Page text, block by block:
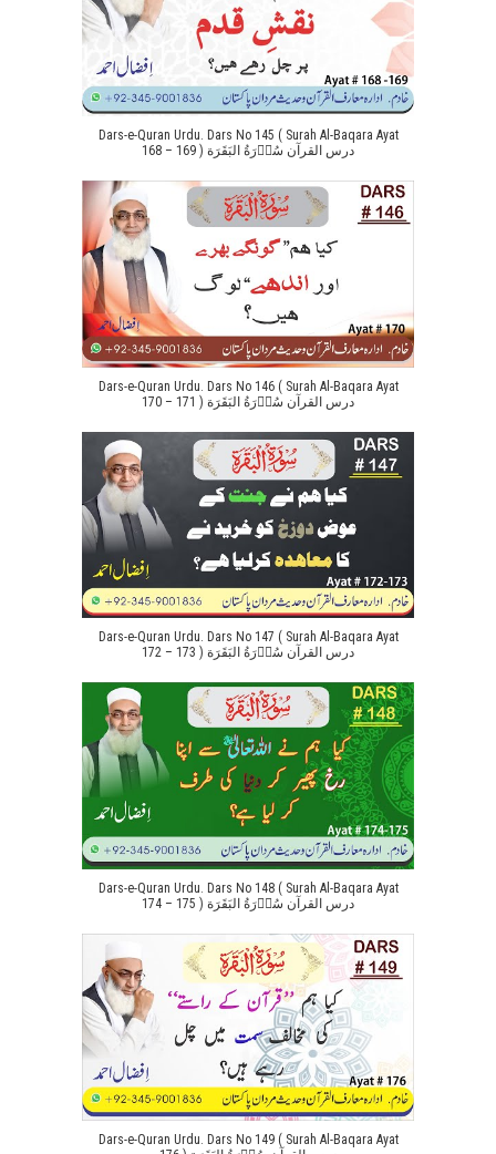
Dars-e-Quran Urdu. Dars No 145 ( Surah Al-Baqara Ayat
168 – 169 ) درس القرآن سُوۡرَةُ البَقَرَة
Dars-e-Quran Urdu. Dars No 146 ( Surah Al-Baqara Ayat
170 – 171 ) درس القرآن سُوۡرَةُ البَقَرَة
Dars-e-Quran Urdu. Dars No 147 ( Surah Al-Baqara Ayat
172 – 173 ) درس القرآن سُوۡرَةُ البَقَرَة
Dars-e-Quran Urdu. Dars No 148 ( Surah Al-Baqara Ayat
174 – 175 ) درس القرآن سُوۡرَةُ البَقَرَة
Dars-e-Quran Urdu. Dars No 149 ( Surah Al-Baqara Ayat